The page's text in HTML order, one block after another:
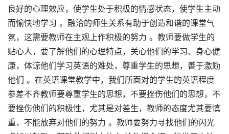
良好的心理效应，使学生处于积极的情感状态，使学生主动
而愉快地学习 。融洽的师生关系有助于创造和谐的课堂气
氛，这需要教师在主观上作积极的努力 。教师要做学生的
贴心人，要了解他们的心理特点，关心他们的学习、身心健
康，体谅他们学习英语的难处，尊重学生的思想，善于激励
他们 。在英语课堂教学中，我们所面对的学生的英语程度
参差不齐教师要尊重学生的思想，不要挫伤他们的思想，不
要挫伤他们的积极性，尤其是对差生，教师的态度尤其要慎
重，不能放弃对他们的努力 。教师要努力寻找他们的闪光